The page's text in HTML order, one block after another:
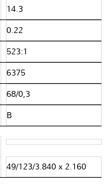
14.3
0.22
523:1
6375
68/0,3
B
49/123/3.840 x 2.160